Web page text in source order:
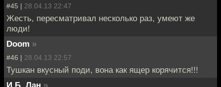
#45 | 28.04.13 22:47
Жесть, пересматривал несколько раз, умеют же
люди!
Doom »
#46 | 28.04.13 22:57
Тушкан вкусный поди, вона как ящер корячится!!!